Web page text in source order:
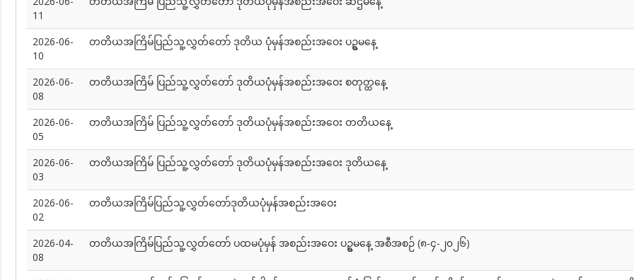
11
2026-06-
10
တတိယအကြိမ်ပြည်သူ့လွှတ်တော် ဒုတိယ ပုံမှန်အစည်းအဝေး ပဥ္စမနေ့
2026-06-
08
တတိယအကြိမ် ပြည်သူ့လွှတ်တော် ဒုတိယပုံမှန်အစည်းအဝေး စတုတ္ထနေ့
2026-06-
05
တတိယအကြိမ် ပြည်သူ့လွှတ်တော် ဒုတိယပုံမှန်အစည်းအဝေး တတိယနေ့
2026-06-
03
တတိယအကြိမ် ပြည်သူ့လွှတ်တော် ဒုတိယပုံမှန်အစည်းအဝေး ဒုတိယနေ့
2026-06-
02
တတိယအကြိမ်ပြည်သူ့လွှတ်တော်ဒုတိယပုံမှန်အစည်းအဝေး
2026-04-
08
တတိယအကြိမ်ပြည်သူ့လွှတ်တော် ပထမပုံမှန် အစည်းအဝေး ပဥ္စမနေ့ အစီအစဉ် (၈-၄-၂၀၂၆)